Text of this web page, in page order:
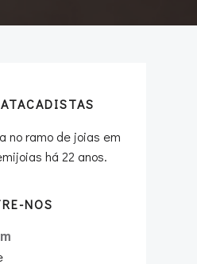
no ramo de joias em
há 22 anos.
NOS